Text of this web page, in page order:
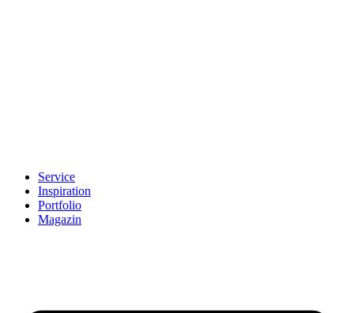
Service
Inspiration
Portfolio
Magazin